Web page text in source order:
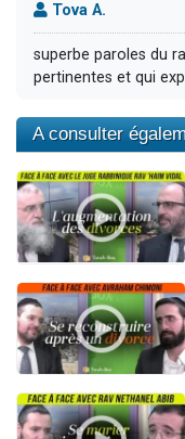
Tova A.
superbe paroles du
pertinentes et qui
A consulter